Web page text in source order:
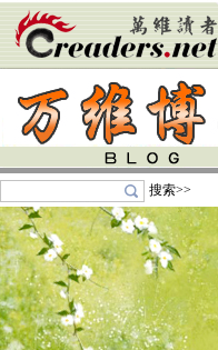
搜索>>